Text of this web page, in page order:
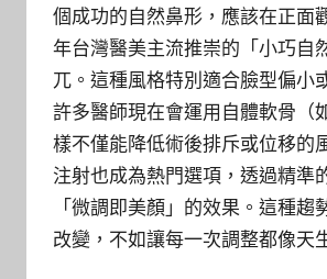
個成功的自然鼻形，應該在正面
年台灣醫美主流推崇的「小巧自
兀。這種風格特別適合臉型偏小
許多醫師現在會運用自體軟骨（
樣不僅能降低術後排斥或位移的
注射也成為熱門選項，透過精準
「微調即美顏」的效果。這種
改變，不如讓每一次調整都像天